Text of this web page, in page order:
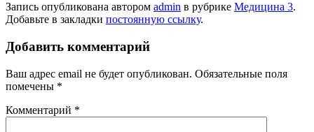
Запись опубликована автором admin в рубрике Медицина 3.
Добавьте в закладки постоянную ссылку.
Добавить комментарий
Ваш адрес email не будет опубликован. Обязательные поля
помечены *
Комментарий *